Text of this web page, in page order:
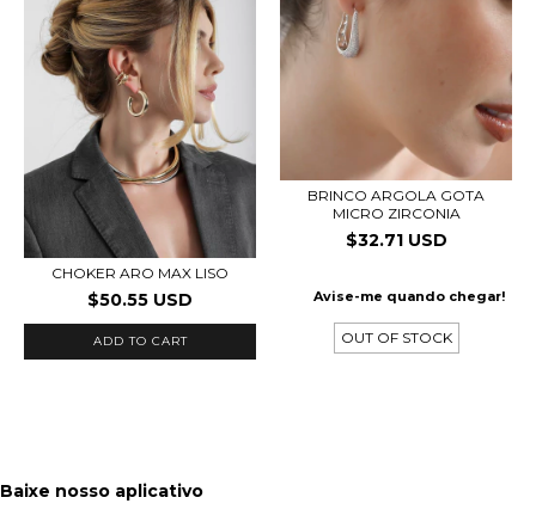
CHOKER ARO MAX LISO
$50.55 USD
ADD TO CART
BRINCO ARGOLA GOTA
MICRO ZIRCONIA
$32.71 USD
Avise-me quando chegar!
OUT OF STOCK
Baixe nosso aplicativo